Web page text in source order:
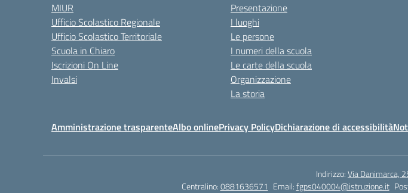
MIUR
Ufficio Scolastico Regionale
Ufficio Scolastico Territoriale
Scuola in Chiaro
Iscrizioni On Line
Invalsi
Presentazione
I luoghi
Le persone
I numeri della scuola
Le carte della scuola
Organizzazione
La storia
Amministrazione trasparenteAlbo onlinePrivacy PolicyDichiarazione di accessibilità
Indirizzo:Via Danimarca,
Centralino:0881636571 Email:fgps040004@istruzione.it